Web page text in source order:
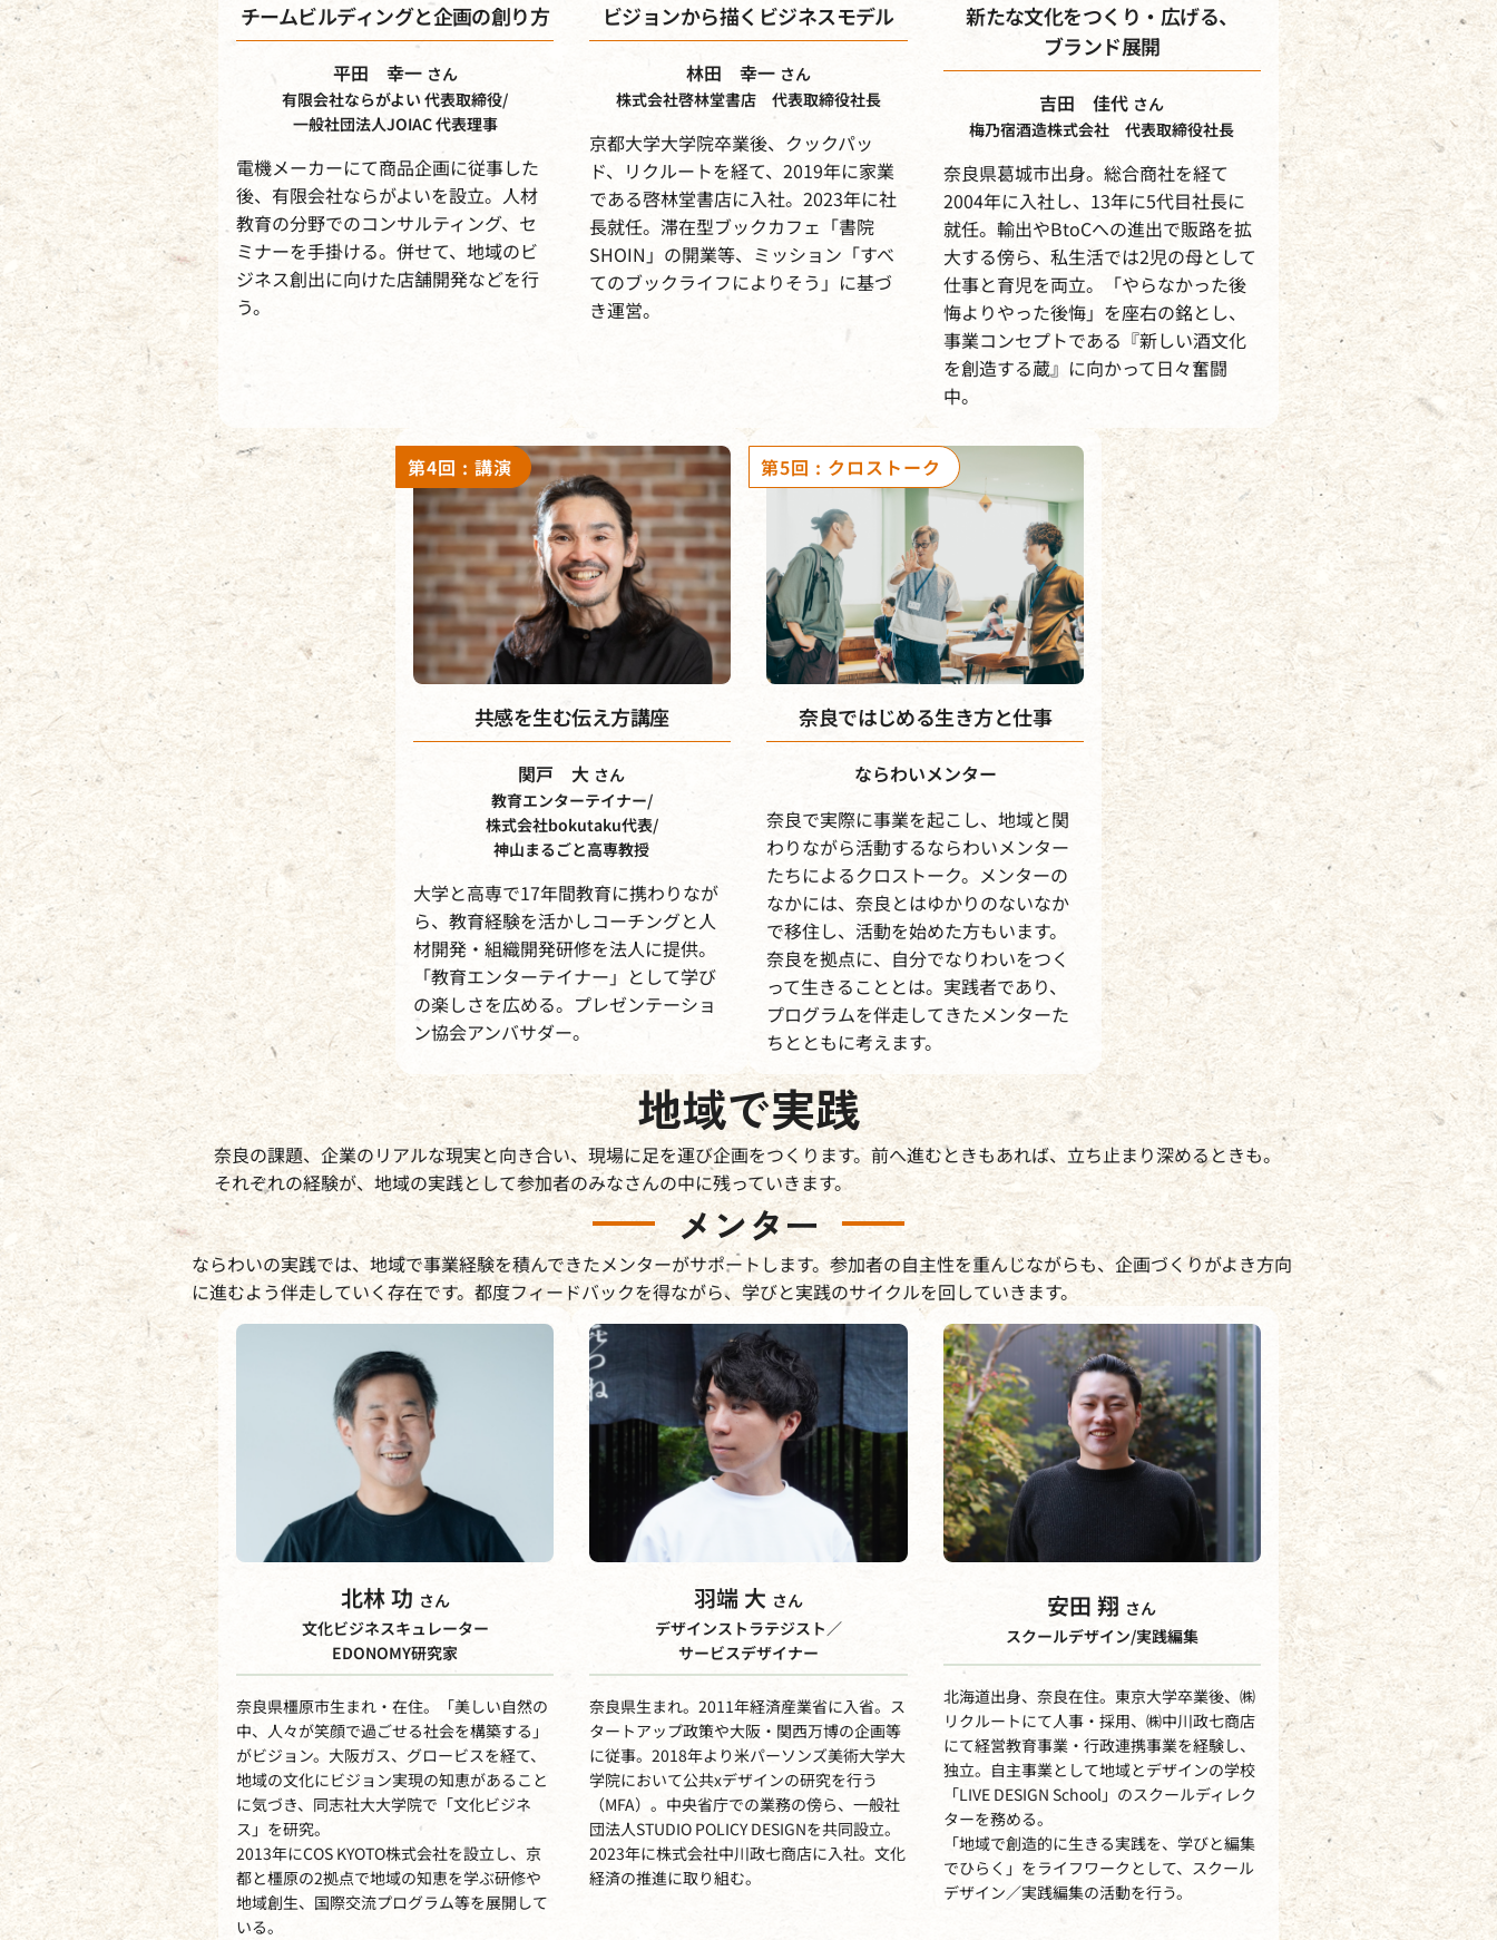
チームビルディングと企画の創り方
平田 幸一 さん
有限会社ならがよい 代表取締役/
一般社団法人JOIAC 代表理事
電機メーカーにて商品企画に従事した
後、有限会社ならがよいを設立。人材
教育の分野でのコンサルティング、セ
ミナーを手掛ける。併せて、地域のビ
ジネス創出に向けた店舗開発などを行
う。
ビジョンから描くビジネスモデル
林田 幸一 さん
株式会社啓林堂書店 代表取締役社長
京都大学大学院卒業後、クックパッ
ド、リクルートを経て、2019年に家業
である啓林堂書店に入社。2023年に社
長就任。滞在型ブックカフェ「書院
SHOIN」の開業等、ミッション「すべ
てのブックライフによりそう」に基づ
き運営。
新たな文化をつくり・広げる、
ブランド展開
吉田 佳代 さん
梅乃宿酒造株式会社 代表取締役社長
奈良県葛城市出身。総合商社を経て
2004年に入社し、13年に5代目社長に
就任。輸出やBtoCへの進出で販路を拡
大する傍ら、私生活では2児の母として
仕事と育児を両立。「やらなかった後
悔よりやった後悔」を座右の銘とし、
事業コンセプトである『新しい酒文化
を創造する蔵』に向かって日々奮闘
中。
共感を生む伝え方講座
関戸 大 さん
教育エンターテイナー/
株式会社bokutaku代表/
神山まるごと高専教授
大学と高専で17年間教育に携わりなが
ら、教育経験を活かしコーチングと人
材開発・組織開発研修を法人に提供。
「教育エンターテイナー」として学び
の楽しさを広める。プレゼンテーショ
ン協会アンバサダー。
奈良ではじめる生き方と仕事
ならわいメンター
奈良で実際に事業を起こし、地域と関
わりながら活動するならわいメンター
たちによるクロストーク。メンターの
なかには、奈良とはゆかりのないなか
で移住し、活動を始めた方もいます。
奈良を拠点に、自分でなりわいをつく
って生きることとは。実践者であり、
プログラムを伴走してきたメンターた
ちとともに考えます。
地域で実践
奈良の課題、企業のリアルな現実と向き合い、現場に足を運び企画をつくります。前へ進むときもあれば、立ち止まり深めるときも。
それぞれの経験が、地域の実践として参加者のみなさんの中に残っていきます。
メンター
ならわいの実践では、地域で事業経験を積んできたメンターがサポートします。参加者の自主性を重んじながらも、企画づくりがよき方向
に進むよう伴走していく存在です。都度フィードバックを得ながら、学びと実践のサイクルを回していきます。
北林 功 さん
文化ビジネスキュレーター
EDONOMY研究家
奈良県橿原市生まれ・在住。「美しい自然の
中、人々が笑顔で過ごせる社会を構築する」
がビジョン。大阪ガス、グロービスを経て、
地域の文化にビジョン実現の知恵があること
に気づき、同志社大大学院で「文化ビジネ
ス」を研究。
2013年にCOS KYOTO株式会社を設立し、京
都と橿原の2拠点で地域の知恵を学ぶ研修や
地域創生、国際交流プログラム等を展開して
いる。
羽端 大 さん
デザインストラテジスト／
サービスデザイナー
奈良県生まれ。2011年経済産業省に入省。ス
タートアップ政策や大阪・関西万博の企画等
に従事。2018年より米パーソンズ美術大学大
学院において公共xデザインの研究を行う
（MFA）。中央省庁での業務の傍ら、一般社
団法人STUDIO POLICY DESIGNを共同設立。
2023年に株式会社中川政七商店に入社。文化
経済の推進に取り組む。
安田 翔 さん
スクールデザイン/実践編集
北海道出身、奈良在住。東京大学卒業後、㈱
リクルートにて人事・採用、㈱中川政七商店
にて経営教育事業・行政連携事業を経験し、
独立。自主事業として地域とデザインの学校
「LIVE DESIGN School」のスクールディレク
ターを務める。
「地域で創造的に生きる実践を、学びと編集
でひらく」をライフワークとして、スクール
デザイン／実践編集の活動を行う。